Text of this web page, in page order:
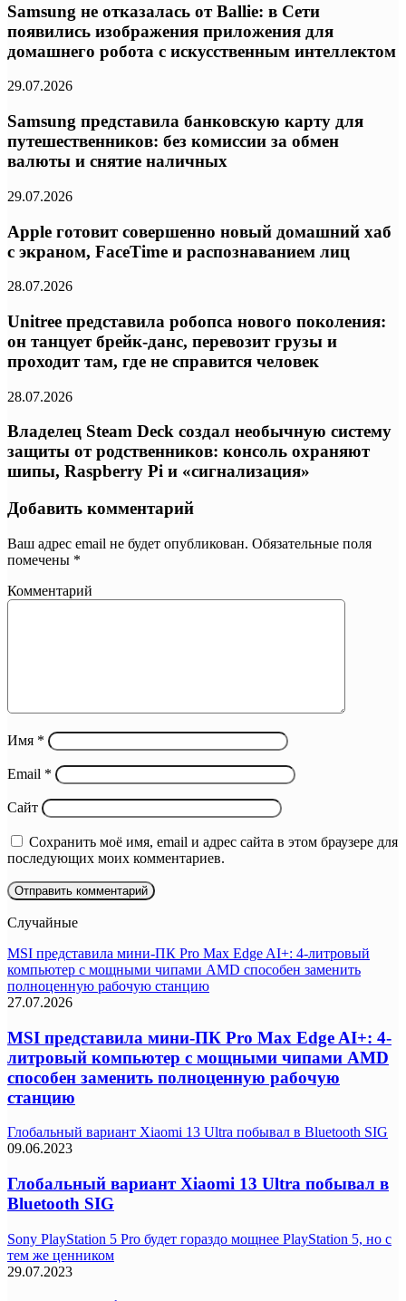
Samsung не отказалась от Ballie: в Сети
появились изображения приложения для
домашнего робота с искусственным интеллектом
29.07.2026
Samsung представила банковскую карту для
путешественников: без комиссии за обмен
валюты и снятие наличных
29.07.2026
Apple готовит совершенно новый домашний хаб
с экраном, FaceTime и распознаванием лиц
28.07.2026
Unitree представила робопса нового поколения:
он танцует брейк-данс, перевозит грузы и
проходит там, где не справится человек
28.07.2026
Владелец Steam Deck создал необычную систему
защиты от родственников: консоль охраняют
шипы, Raspberry Pi и «сигнализация»
Добавить комментарий
Ваш адрес email не будет опубликован. Обязательные поля
помечены *
Комментарий
Имя *
Email *
Сайт
Сохранить моё имя, email и адрес сайта в этом браузере для
последующих моих комментариев.
Случайные
MSI представила мини-ПК Pro Max Edge AI+: 4-литровый
компьютер с мощными чипами AMD способен заменить
полноценную рабочую станцию
27.07.2026
MSI представила мини-ПК Pro Max Edge AI+: 4-
литровый компьютер с мощными чипами AMD
способен заменить полноценную рабочую
станцию
Глобальный вариант Xiaomi 13 Ultra побывал в Bluetooth SIG
09.06.2023
Глобальный вариант Xiaomi 13 Ultra побывал в
Bluetooth SIG
Sony PlayStation 5 Pro будет гораздо мощнее PlayStation 5, но с
тем же ценником
29.07.2023